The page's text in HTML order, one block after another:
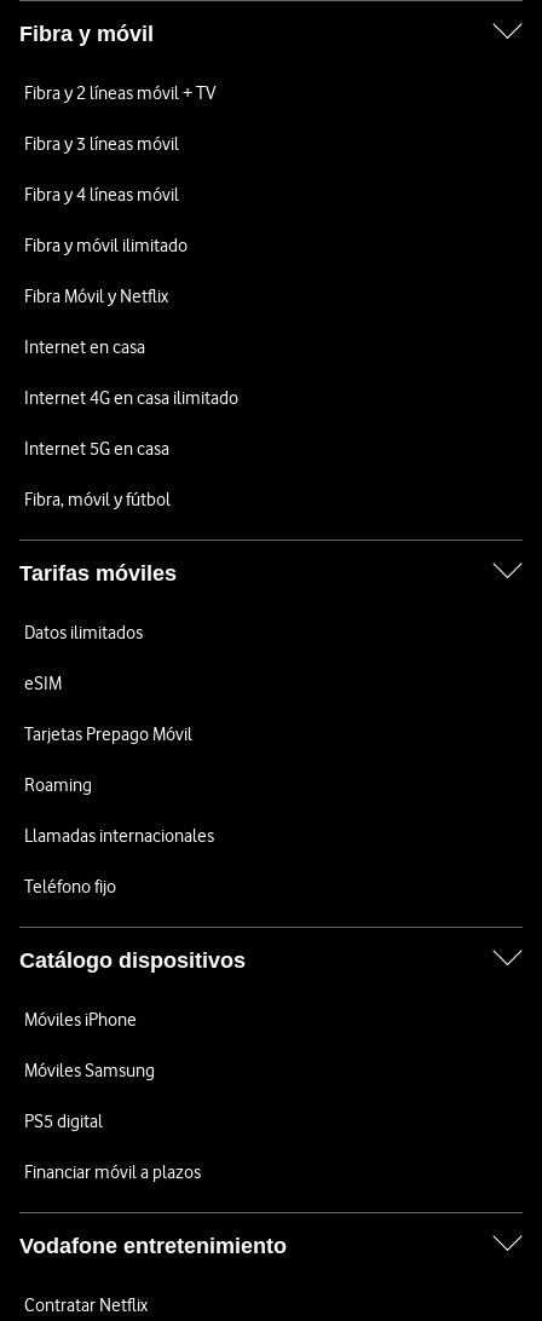
Fibra y móvil
Fibra y 2 líneas móvil + TV
Fibra y 3 líneas móvil
Fibra y 4 líneas móvil
Fibra y móvil ilimitado
Fibra Móvil y Netflix
Internet en casa
Internet 4G en casa ilimitado
Internet 5G en casa
Fibra, móvil y fútbol
Tarifas móviles
Datos ilimitados
eSIM
Tarjetas Prepago Móvil
Roaming
Llamadas internacionales
Teléfono fijo
Catálogo dispositivos
Móviles iPhone
Móviles Samsung
PS5 digital
Financiar móvil a plazos
Vodafone entretenimiento
Contratar Netflix